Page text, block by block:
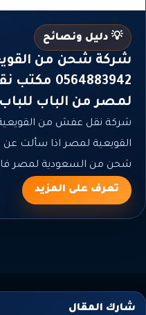
💡 دليل ونصائح
شركة شحن من
لمصر من الباب للباب
شركة نقل عفش من
القويعية لمصر اذا سألت
شحن من السعودية لمصر
تعرف على المزيد
شارك المقال